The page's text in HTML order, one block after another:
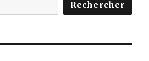
Rechercher